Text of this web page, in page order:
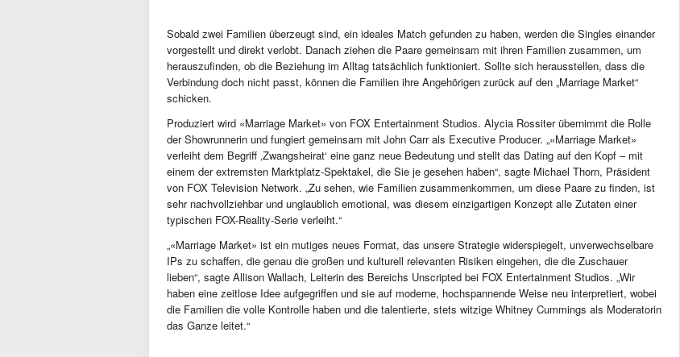
Sobald zwei Familien überzeugt sind, ein ideales Match gefunden zu haben, werden die Singles einander
vorgestellt und direkt verlobt. Danach ziehen die Paare gemeinsam mit ihren Familien zusammen, um
herauszufinden, ob die Beziehung im Alltag tatsächlich funktioniert. Sollte sich herausstellen, dass die
Verbindung doch nicht passt, können die Familien ihre Angehörigen zurück auf den „Marriage Market“
schicken.
Produziert wird «Marriage Market» von FOX Entertainment Studios. Alycia Rossiter übernimmt die Rolle
der Showrunnerin und fungiert gemeinsam mit John Carr als Executive Producer. „«Marriage Market»
verleiht dem Begriff ‚Zwangsheirat‘ eine ganz neue Bedeutung und stellt das Dating auf den Kopf – mit
einem der extremsten Marktplatz-Spektakel, die Sie je gesehen haben“, sagte Michael Thorn, Präsident
von FOX Television Network. „Zu sehen, wie Familien zusammenkommen, um diese Paare zu finden, ist
sehr nachvollziehbar und unglaublich emotional, was diesem einzigartigen Konzept alle Zutaten einer
typischen FOX-Reality-Serie verleiht.“
„«Marriage Market» ist ein mutiges neues Format, das unsere Strategie widerspiegelt, unverwechselbare
IPs zu schaffen, die genau die großen und kulturell relevanten Risiken eingehen, die die Zuschauer
lieben“, sagte Allison Wallach, Leiterin des Bereichs Unscripted bei FOX Entertainment Studios. „Wir
haben eine zeitlose Idee aufgegriffen und sie auf moderne, hochspannende Weise neu interpretiert, wobei
die Familien die volle Kontrolle haben und die talentierte, stets witzige Whitney Cummings als Moderatorin
das Ganze leitet.“